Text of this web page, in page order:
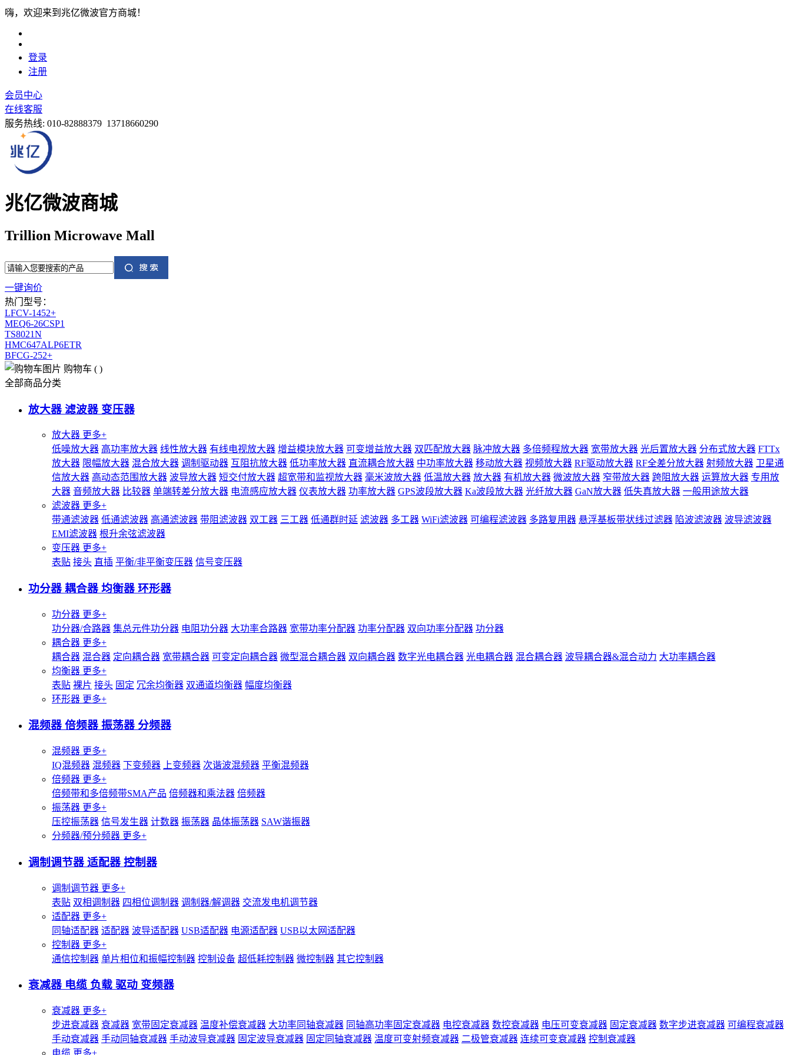
嗨，欢迎来到兆亿微波官方商城！
登录
注册
会员中心
在线客服
服务热线: 010-82888379 13718660290
兆亿微波商城
Trillion Microwave Mall
一键询价
热门型号：
LFCV-1452+
MEQ6-26CSP1
TS8021N
HMC647ALP6ETR
BFCG-252+
购物车 ( )
全部商品分类
放大器 滤波器 变压器
放大器 更多+
低噪放大器 高功率放大器 线性放大器 有线电视放大器 增益模块放大器 可变增益放大器 双匹配放大器 脉冲放大器 多倍频程放大器 宽带放大器 光后置放大器 分布式放大器 FTTx
放大器 限幅放大器 混合放大器 调制驱动器 互阻抗放大器 低功率放大器 直流耦合放大器 中功率放大器 移动放大器 视频放大器 RF驱动放大器 RF全差分放大器 射频放大器 卫星通
信放大器 高动态范围放大器 波导放大器 短交付放大器 超宽带和监视放大器 毫米波放大器 低温放大器 放大器 有机放大器 微波放大器 窄带放大器 跨阻放大器 运算放大器 专用放
大器 音频放大器 比较器 单端转差分放大器 电流感应放大器 仪表放大器 功率放大器 GPS波段放大器 Ka波段放大器 光纤放大器 GaN放大器 低失真放大器 一般用途放大器
滤波器 更多+
带通滤波器 低通滤波器 高通滤波器 带阻滤波器 双工器 三工器 低通群时延 滤波器 多工器 WiFi滤波器 可编程滤波器 多路复用器 悬浮基板带状线过滤器 陷波滤波器 波导滤波器
EMI滤波器 根升余弦滤波器
变压器 更多+
表贴 接头 直插 平衡/非平衡变压器 信号变压器
功分器 耦合器 均衡器 环形器
功分器 更多+
功分器/合路器 集总元件功分器 电阻功分器 大功率合路器 宽带功率分配器 功率分配器 双向功率分配器 功分器
耦合器 更多+
耦合器 混合器 定向耦合器 宽带耦合器 可变定向耦合器 微型混合耦合器 双向耦合器 数字光电耦合器 光电耦合器 混合耦合器 波导耦合器&混合动力 大功率耦合器
均衡器 更多+
表贴 裸片 接头 固定 冗余均衡器 双通道均衡器 幅度均衡器
环形器 更多+
混频器 倍频器 振荡器 分频器
混频器 更多+
IQ混频器 混频器 下变频器 上变频器 次谐波混频器 平衡混频器
倍频器 更多+
倍频带和多倍频带SMA产品 倍频器和乘法器 倍频器
振荡器 更多+
压控振荡器 信号发生器 计数器 振荡器 晶体振荡器 SAW谐振器
分频器/预分频器 更多+
调制调节器 适配器 控制器
调制调节器 更多+
表贴 双相调制器 四相位调制器 调制器/解调器 交流发电机调节器
适配器 更多+
同轴适配器 适配器 波导适配器 USB适配器 电源适配器 USB以太网适配器
控制器 更多+
通信控制器 单片相位和振幅控制器 控制设备 超低耗控制器 微控制器 其它控制器
衰减器 电缆 负载 驱动 变频器
衰减器 更多+
步进衰减器 衰减器 宽带固定衰减器 温度补偿衰减器 大功率同轴衰减器 同轴高功率固定衰减器 电控衰减器 数控衰减器 电压可变衰减器 固定衰减器 数字步进衰减器 可编程衰减器
手动衰减器 手动同轴衰减器 手动波导衰减器 固定波导衰减器 固定同轴衰减器 温度可变射频衰减器 二极管衰减器 连续可变衰减器 控制衰减器
电缆 更多+